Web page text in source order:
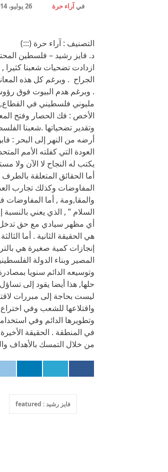
فيآراء حرة 26 يوليو، 2014
التصنيف : آراء حرة (:::)
د. فايز رشيد – فلسطين
ازدادت تضحيات شعبنا كثيرا
. وبرغم هدم البيوت فوق
مليوني فلسطيني في
الأخص : فك الحصار وفتح
وتقدير تضحياتها .شعبنا
أرضه من النهر إلى البحر :
يكتب له النجاح لا الآن ولا
أما الحقائق المتعلقة
المفاوضات وكذلك تجارب
والمقا,ومة , أما المفاوضات
السلام ” , الذي يعني
أي مظهر سيادي مع حق تدخل
هي الحقيقة الثانية . أما
إنجازات كمية صغيرة هي
المصير وبناء الدولة
وتوسيعه الدائم سنويا
حلها, هذا أيضا يقود إلى
ليست بحاجة إلى مبررات
واقتلاعها للشعب وفي اختراع
وتطويرها الدائم وفي
في المنطقة . الحقيقة
من خلال التمسك بالأهداف
فايز رشيد : featured